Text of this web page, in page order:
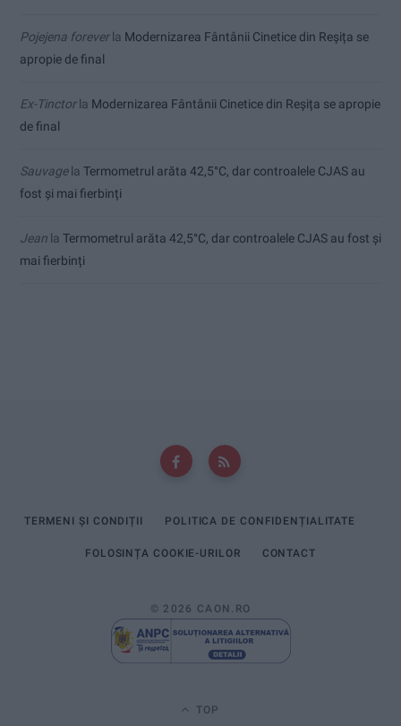
Pojejena foreverla Modernizarea Fântânii Cinetice din Reșița se
apropie de final
Ex-Tinctorla Modernizarea Fântânii Cinetice din Reșița se apropie
de final
Sauvagela Termometrul arăta 42,5°C, dar controalele CJAS au
fost și mai fierbinți
Jean la Termometrul arăta 42,5°C, dar controalele CJAS au fost și
mai fierbinți
TERMENI ȘI CONDIȚII POLITICA DE CONFIDENȚIALITATE
FOLOSINȚA COOKIE-URILOR CONTACT
© 2026 CAON.RO
TOP